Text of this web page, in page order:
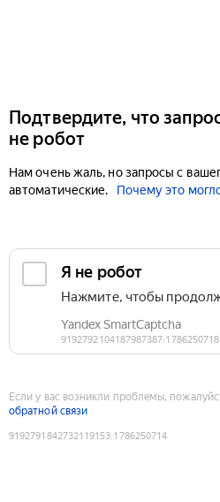
Подтвердите, что
не робот
Нам очень жаль, но запросы с
автоматические.
Почему это
Если у вас возникли проблемы,
обратной связи
9192791842732119153:1786250714